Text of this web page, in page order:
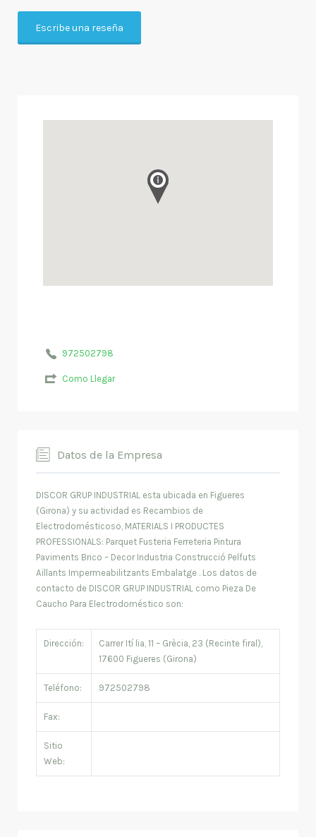
Escribe una reseña
972502798
Como Llegar
Datos de la Empresa
DISCOR GRUP INDUSTRIAL esta ubicada en Figueres
(Girona) y su actividad es Recambios de
Electrodomésticoso, MATERIALS I PRODUCTES
PROFESSIONALS: Parquet Fusteria Ferreteria Pintura
Paviments Brico – Decor Industria Construcció Pelfuts
Aïllants Impermeabilitzants Embalatge . Los datos de
contacto de DISCOR GRUP INDUSTRIAL como Pieza De
Caucho Para Electrodoméstico son:
Dirección:
Carrer Ití lia, 11 – Grècia, 23 (Recinte firal),
17600 Figueres (Girona)
Teléfono: 972502798
Fax:
Sitio
Web: